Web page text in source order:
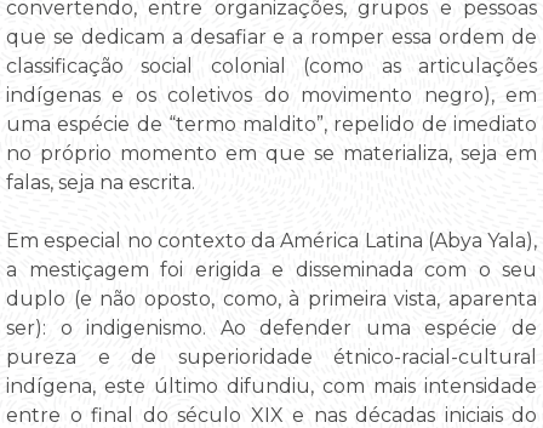
convertendo, entre organizações, grupos e pessoas
que se dedicam a desafiar e a romper essa ordem de
classificação social colonial (como as articulações
indígenas e os coletivos do movimento negro), em
uma espécie de “termo maldito”, repelido de imediato
no próprio momento em que se materializa, seja em
falas, seja na escrita.
Em especial no contexto da América Latina (Abya Yala),
a mestiçagem foi erigida e disseminada com o seu
duplo (e não oposto, como, à primeira vista, aparenta
ser): o indigenismo. Ao defender uma espécie de
pureza e de superioridade étnico-racial-cultural
indígena, este último difundiu, com mais intensidade
entre o final do século XIX e nas décadas iniciais do